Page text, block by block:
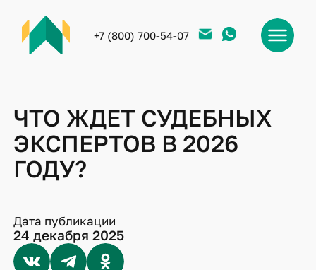
+7 (800) 700-54-07
ЧТО ЖДЕТ СУДЕБНЫХ
ЭКСПЕРТОВ В 2026
ГОДУ?
Дата публикации
24 декабря 2025